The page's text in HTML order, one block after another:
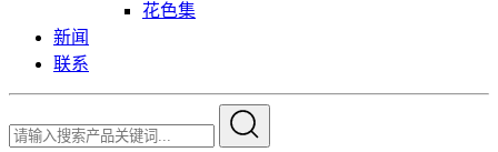
花色集
新闻
联系